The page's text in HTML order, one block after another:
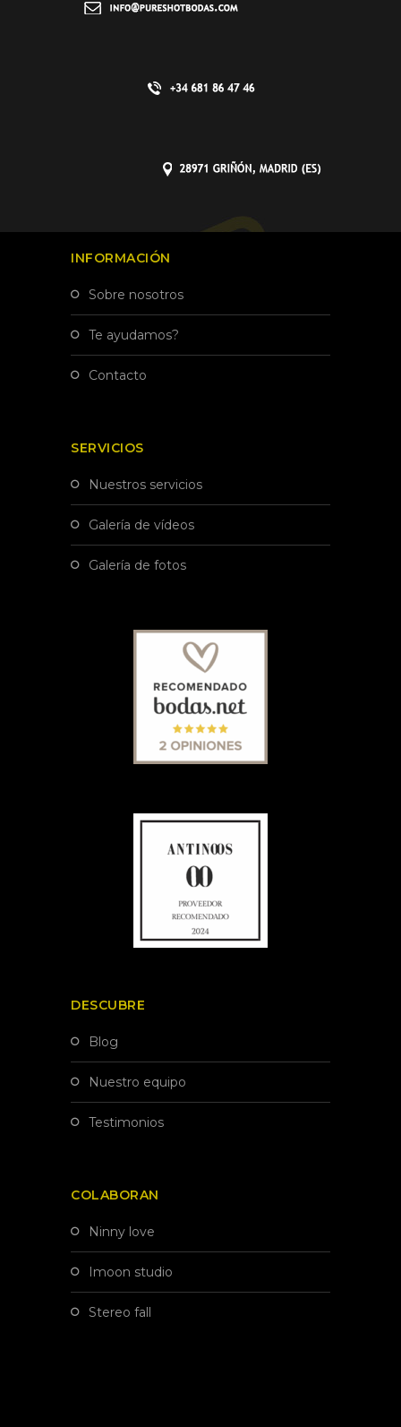
INFORMACIÓN
sobre nosotros
te ayudamos?
contacto
SERVICIOS
nuestros servicios
galería de vídeos
galería de fotos
DESCUBRE
blog
nuestro equipo
testimonios
COLABORAN
ninny love
imoon studio
stereo fall